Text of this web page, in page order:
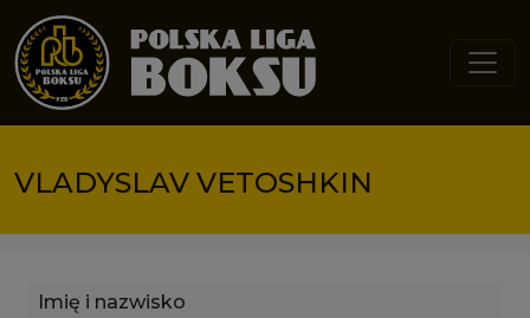
Przejdź do treści
VLADYSLAV VETOSHKIN
Imię i nazwisko